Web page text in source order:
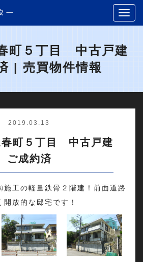
ー
町５丁目 中古戸建
| 売買物件情報
2019.03.13
春町５丁目 中古戸建
ご成約済
施工の軽量鉄骨２階建！前面道路
放的な邸宅です！